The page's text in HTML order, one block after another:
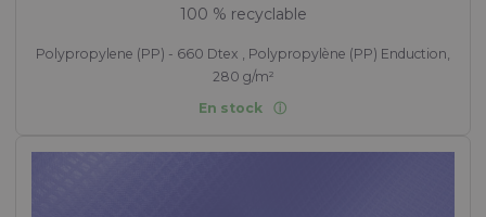
100 % recyclable
Polypropylene (PP) - 660 Dtex , Polypropylène (PP) Enduction,
280 g/m²
En stock